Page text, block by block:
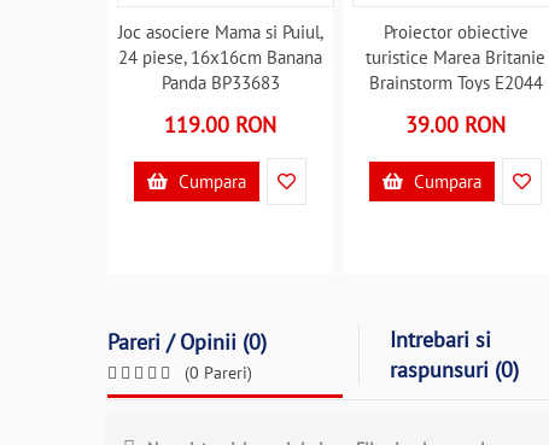
Joc asociere Mama si Puiul,
24 piese, 16x16cm Banana
Panda BP33683
119.00 RON
Cumpara
Proiector obiective
turistice Marea Britanie
Brainstorm Toys E2044
39.00 RON
Cumpara
Pareri / Opinii (0)
(0 Pareri)
Intrebari si
raspunsuri (0)